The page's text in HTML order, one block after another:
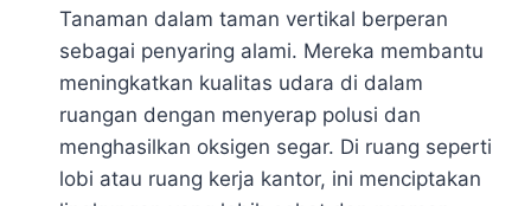
Tanaman dalam taman vertikal berperan
sebagai penyaring alami. Mereka membantu
meningkatkan kualitas udara di dalam
ruangan dengan menyerap polusi dan
menghasilkan oksigen segar. Di ruang seperti
lobi atau ruang kerja kantor, ini menciptakan